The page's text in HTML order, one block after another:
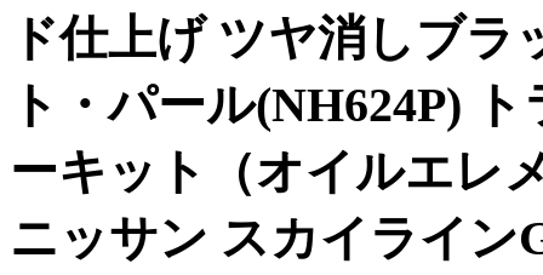
ド仕上げ ツヤ消しブ
ト・パール(NH624P)
ーキット（オイルエレ
ニッサン スカイライン